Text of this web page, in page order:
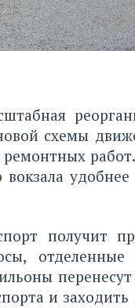
схемы
удобнее
получит
и